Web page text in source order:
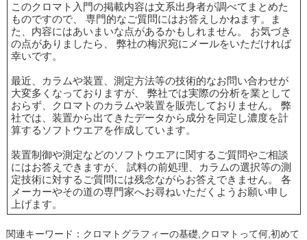
このクロマト入門の掲載内容は文系出身者が調べてまとめた
ものですので、 専門的なご質問にはお答えしかねます。ま
た、内容にはあいまいな点があるかもしれません。 お気づき
の点がありましたら、 弊社の梅沢宛にメールをいただければ
幸いです。
最近、カラムや装置、測定方法等の技術的なお問い合わせが
大変多くなっておりますが、 弊社では実際の分析を業として
おらず、クロマトのカラムや装置を販売しておりません。 弊
社では、装置から出てきたデータから成分を同定し濃度を計
算するソフトウエアを作成しています。
装置制御や測定などのソフトウエアに関するご質問やご相談
にはお答えできますが、 試料の前処理、カラムの選択等の測
定技術に対するご質問には残念ながらお答えできません。 各
メーカーやその道の専門家へお尋ねいただくようお願い申し
上げます。
関連キーワード：クロマトグラフィーの基礎,クロマトって何,初めて